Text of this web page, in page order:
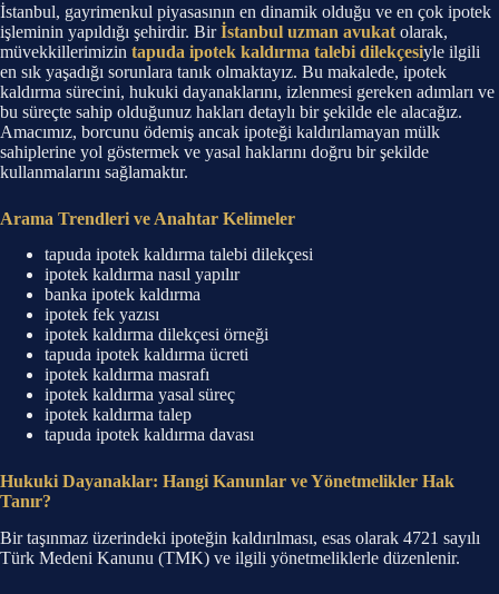
İstanbul, gayrimenkul piyasasının en dinamik olduğu ve en çok ipotek
işleminin yapıldığı şehirdir. Birİstanbul uzman avukat olarak,
müvekkillerimizin tapuda ipotek kaldırma talebi dilekçesiyle ilgili
en sık yaşadığı sorunlara tanık olmaktayız. Bu makalede, ipotek
kaldırma sürecini, hukuki dayanaklarını, izlenmesi gereken adımları ve
bu süreçte sahip olduğunuz hakları detaylı bir şekilde ele alacağız.
Amacımız, borcunu ödemiş ancak ipoteği kaldırılamayan mülk
sahiplerine yol göstermek ve yasal haklarını doğru bir şekilde
kullanmalarını sağlamaktır.
Arama Trendleri ve Anahtar Kelimeler
tapuda ipotek kaldırma talebi dilekçesi
ipotek kaldırma nasıl yapılır
banka ipotek kaldırma
ipotek fek yazısı
ipotek kaldırma dilekçesi örneği
tapuda ipotek kaldırma ücreti
ipotek kaldırma masrafı
ipotek kaldırma yasal süreç
ipotek kaldırma talep
tapuda ipotek kaldırma davası
Hukuki Dayanaklar: Hangi Kanunlar ve Yönetmelikler Hak
Tanır?
Bir taşınmaz üzerindeki ipoteğin kaldırılması, esas olarak 4721 sayılı
Türk Medeni Kanunu (TMK) ve ilgili yönetmeliklerle düzenlenir.